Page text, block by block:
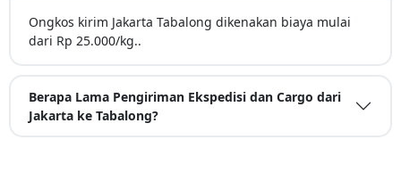
Ongkos kirim Jakarta Tabalong dikenakan biaya mulai
dari Rp 25.000/kg..
Berapa Lama Pengiriman Ekspedisi dan Cargo dari
Jakarta ke Tabalong?